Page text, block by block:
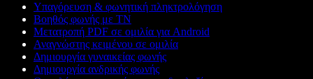
Υπαγόρευση & φωνητική πληκτρολόγηση
Βοηθός φωνής με ΤΝ
Μετατροπή PDF σε ομιλία για Android
Αναγνώστης κειμένου σε ομιλία
Δημιουργία γυναικείας φωνής
Δημιουργία ανδρικής φωνής